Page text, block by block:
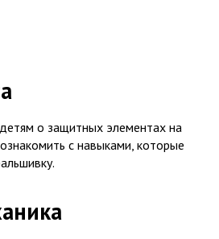
детям о защитных элементах на
с навыками, которые